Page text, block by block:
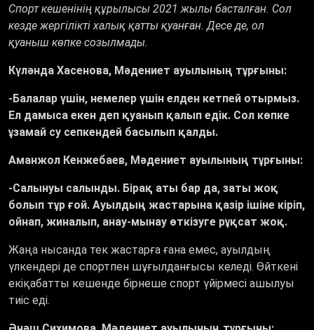
Спорт кешенінің құрылысы 2021 жылы басталған. Сол
кезде жергілікті халық қатты қуанған. Десе де, ол
қуаныш көпке созылмады.
Күләнда Хасенова, Мәдениет ауылының тұрғыны:
-Балалар үшін, немелер үшін елден кетпей отырмыз.
Ел дамыса екен деп қуанып қалып едік. Сол көпке
ұзамай су сепкендей басылып қалды.
Аманжол Кенжебаев, Мәдениет ауылының тұрғыны:
-Салынуы салынды. Бірақ аты бар да, заты жоқ
болып тұр ғой. Ауылдың жастарына қазір ішіне кіріп,
ойнап, жиналып, анау-мынау өткізуге рұқсат жоқ.
Жаңа нысанда тек жастарға ғана емес, ауылдың
үлкендері де спортпен шұғылданғысы келеді. Өйткені
екіқабатты кешенде бірнеше спорт үйірмесі ашылуы
тиіс еді.